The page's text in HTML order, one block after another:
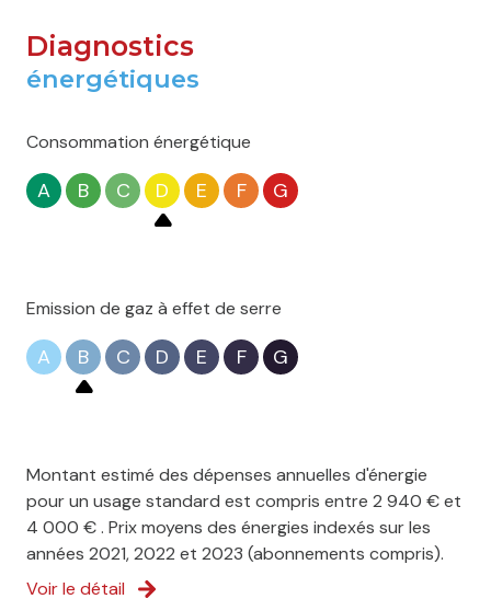
Diagnostics
énergétiques
Consommation énergétique
A B C D E F G
Emission de gaz à effet de serre
A B C D E F G
Montant estimé des dépenses annuelles d'énergie
pour un usage standard est compris entre 2 940 € et
4 000 € . Prix moyens des énergies indexés sur les
années 2021, 2022 et 2023 (abonnements compris).
Voir le détail